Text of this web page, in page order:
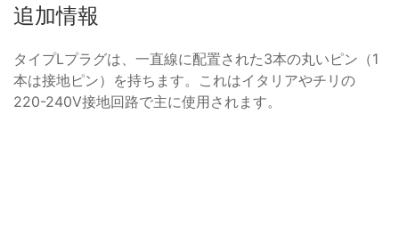
追加情報
タイプLプラグは、一直線に配置された3本の丸いピン（1
本は接地ピン）を持ちます。これはイタリアやチリの
220-240V接地回路で主に使用されます。